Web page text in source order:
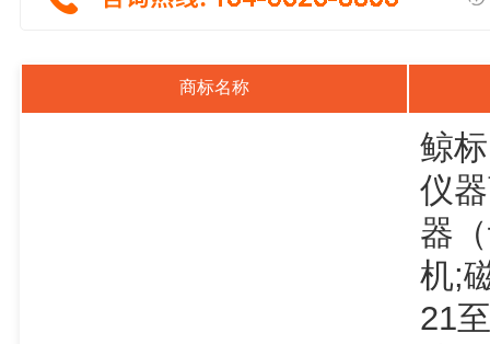
商标名称
鲸
仪
器
机;
21